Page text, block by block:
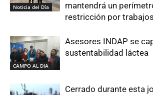
Noticia del Día
mantendrá un
restricción por
CAMPO AL DIA
Asesores INDAP se
sustentabilidad láctea
Cerrado durante esta